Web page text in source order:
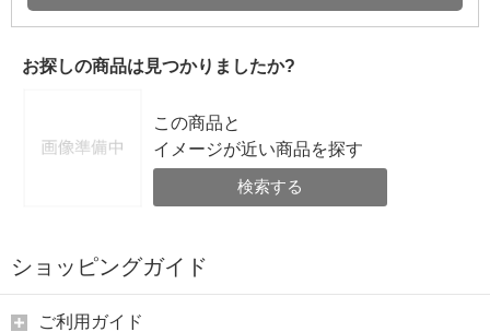
お探しの商品は見つかりましたか?
この商品と
イメージが近い商品を探す
検索する
ショッピングガイド
ご利用ガイド